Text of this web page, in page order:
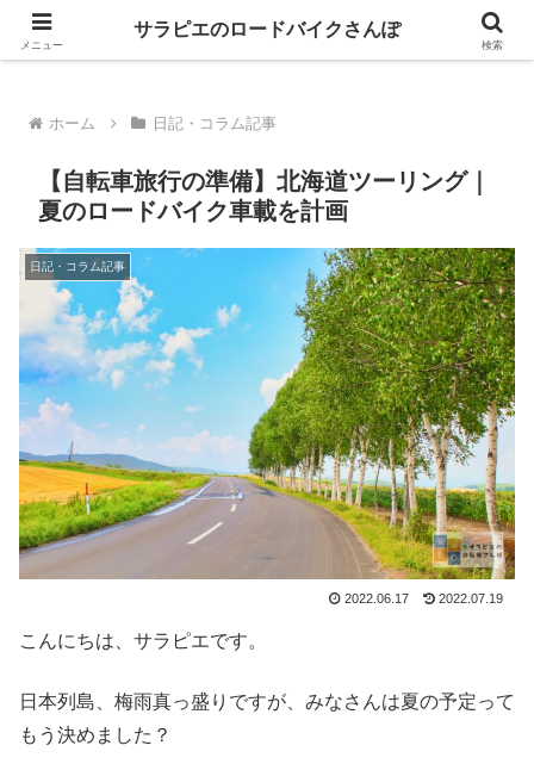
GIANT乗りが自転車パーツのレビューとロングライドの魅力を語るブログ
ホーム 日記・コラム記事
【自転車旅行の準備】北海道ツーリング｜
夏のロードバイク車載を計画
日記・コラム記事
2022.06.17 2022.07.19
こんにちは、サラピエです。
日本列島、梅雨真っ盛りですが、みなさんは夏の予定って
もう決めました？
メニュー
サラピエのロードバイクさんぽ
検索